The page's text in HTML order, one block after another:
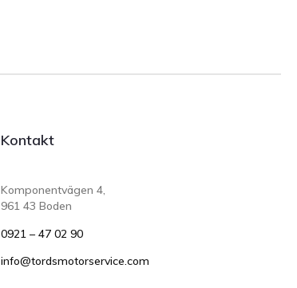
Kontakt
Komponentvägen 4,
961 43 Boden
0921 – 47 02 90
info@tordsmotorservice.com